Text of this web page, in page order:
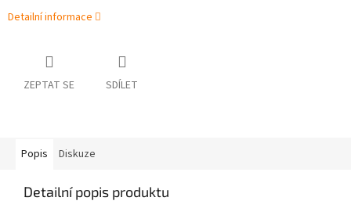
Detailní informace
ZEPTAT SE SDÍLET
Popis Diskuze
Detailní popis produktu